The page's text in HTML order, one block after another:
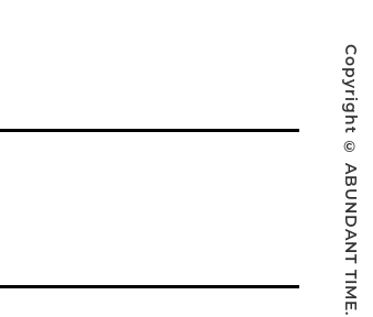
Copyright © ABUNDANT TIME.